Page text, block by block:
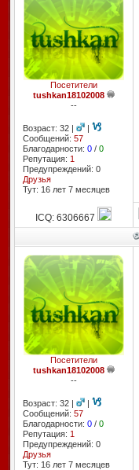
Посетители
tushkan18102008
--
Возраст: 32 |
|
Сообщений: 57
Благодарности: 0/ 0
Репутация: 1
Предупреждений: 0
Друзья
Тут: 16 лет 7 месяцев
ICQ: 6306667
Посетители
tushkan18102008
--
Возраст: 32 |
|
Сообщений: 57
Благодарности: 0/ 0
Репутация: 1
Предупреждений: 0
Друзья
Тут: 16 лет 7 месяцев